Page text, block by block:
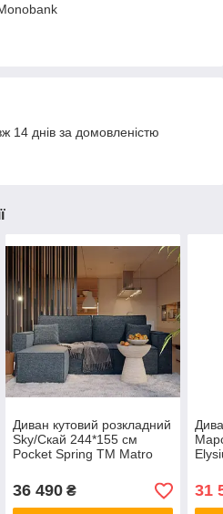
14 днів за домовленістю
Диван кутовий розкладний
Sky/Скай 244*155 см
Pocket Spring TM Matro
36 490₴ 31